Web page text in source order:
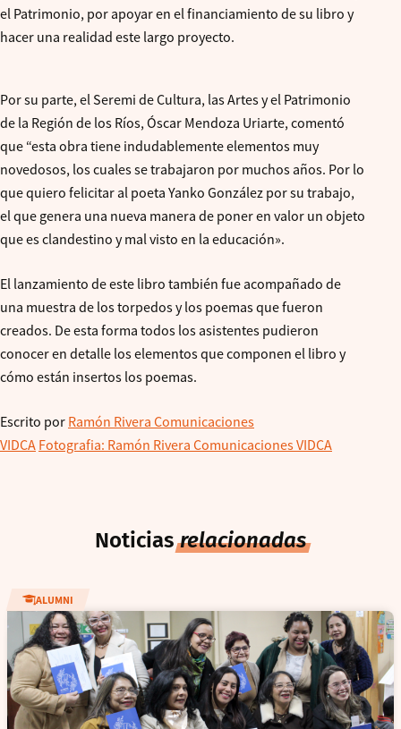
el Patrimonio, por apoyar en el financiamiento de su libro y
hacer una realidad este largo proyecto.
Por su parte, el Seremi de Cultura, las Artes y el Patrimonio
de la Región de los Ríos, Óscar Mendoza Uriarte, comentó
que “esta obra tiene indudablemente elementos muy
novedosos, los cuales se trabajaron por muchos años. Por lo
que quiero felicitar al poeta Yanko González por su trabajo,
el que genera una nueva manera de poner en valor un objeto
que es clandestino y mal visto en la educación».
El lanzamiento de este libro también fue acompañado de
una muestra de los torpedos y los poemas que fueron
creados. De esta forma todos los asistentes pudieron
conocer en detalle los elementos que componen el libro y
cómo están insertos los poemas.
Escrito por Ramón Rivera Comunicaciones
VIDCA Fotografia: Ramón Rivera Comunicaciones VIDCA
Noticiasrelacionadas
ALUMNI